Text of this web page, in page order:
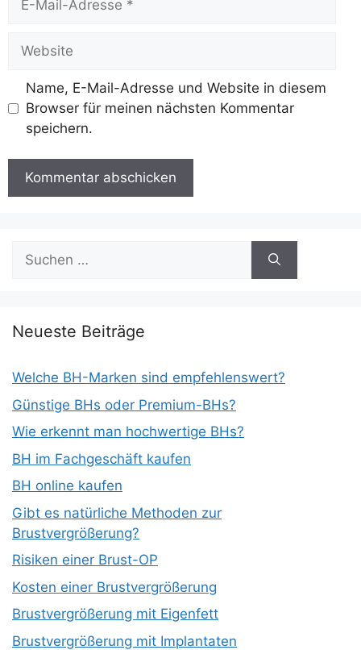
Mail-
Name, E-Mail-Adresse und Website in diesem
Browser für meinen nächsten Kommentar
speichern.
Suchen
nach:
Neueste Beiträge
Welche BH-Marken sind empfehlenswert?
Günstige BHs oder Premium-BHs?
Wie erkennt man hochwertige BHs?
BH im Fachgeschäft kaufen
BH online kaufen
Gibt es natürliche Methoden zur
Brustvergrößerung?
Risiken einer Brust-OP
Kosten einer Brustvergrößerung
Brustvergrößerung mit Eigenfett
Brustvergrößerung mit Implantaten